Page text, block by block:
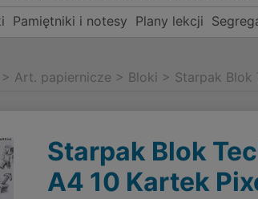
Pamiętniki i notesy Plany lekcji
> Art. papiernicze > Bloki > Starpak Blok
Starpak Blok
A4 10 Kartek